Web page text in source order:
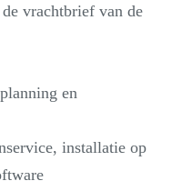
vrachtbrief van de
en
installatie op